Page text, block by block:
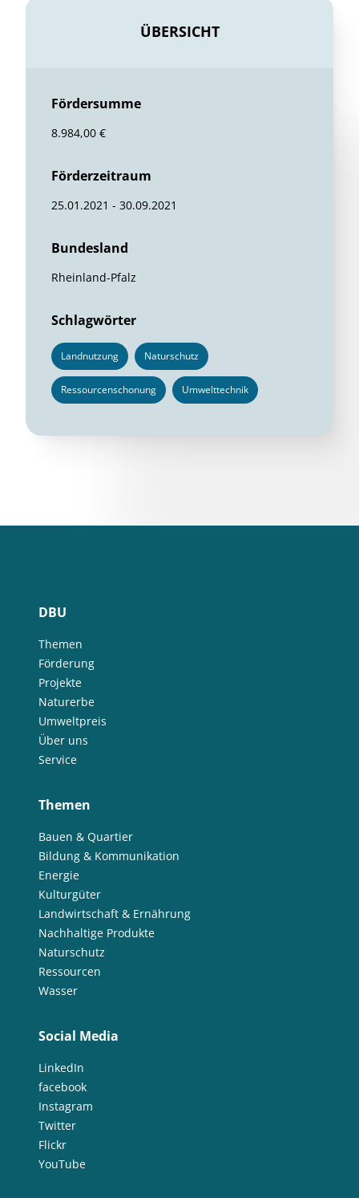
ÜBERSICHT
Fördersumme
8.984,00 €
Förderzeitraum
25.01.2021 - 30.09.2021
Bundesland
Rheinland-Pfalz
Schlagwörter
Landnutzung Naturschutz
Ressourcenschonung Umwelttechnik
DBU
Themen
Förderung
Projekte
Naturerbe
Umweltpreis
Über uns
Service
Themen
Bauen & Quartier
Bildung & Kommunikation
Energie
Kulturgüter
Landwirtschaft & Ernährung
Nachhaltige Produkte
Naturschutz
Ressourcen
Wasser
Social Media
LinkedIn
facebook
Instagram
Twitter
Flickr
YouTube